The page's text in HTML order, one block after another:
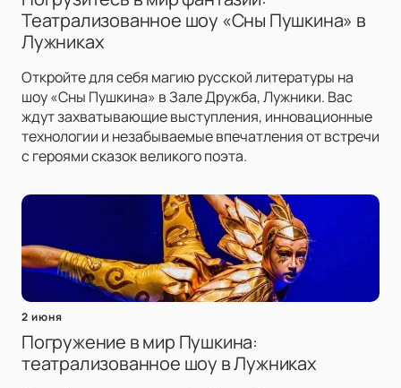
Театрализованное шоу «Сны Пушкина» в
Лужниках
Откройте для себя магию русской литературы на
шоу «Сны Пушкина» в Зале Дружба, Лужники. Вас
ждут захватывающие выступления, инновационные
технологии и незабываемые впечатления от встречи
с героями сказок великого поэта.
2 июня
Погружение в мир Пушкина:
театрализованное шоу в Лужниках